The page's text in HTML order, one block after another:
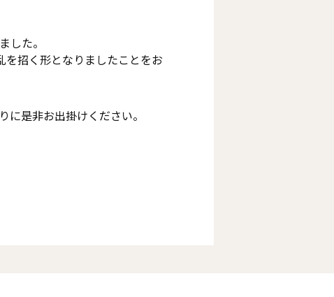
した。
招く形となりましたことをお
是非お出掛けください。